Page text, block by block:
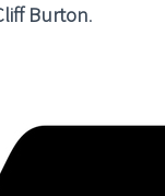
Burton.